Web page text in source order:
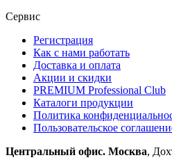
Сервис
Регистрация
Как с нами работать
Доставка и оплата
Акции и скидки
PREMIUM Professional Club
Каталоги продукции
Политика
Пользовательское
Центральный офис. Москва,